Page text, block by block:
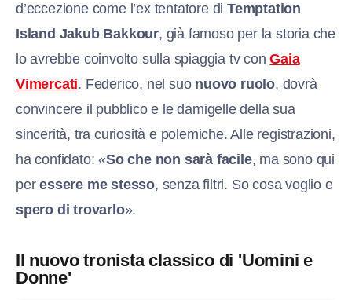
d’eccezione come l’ex tentatore diTemptation
Island Jakub Bakkour, già famoso per la storia che
lo avrebbe coinvolto sulla spiaggia tv conGaia
Vimercati. Federico, nel suo nuovo ruolo, dovrà
convincere il pubblico e le damigelle della sua
sincerità, tra curiosità e polemiche. Alle registrazioni,
ha confidato: «So che non sarà facile, ma sono qui
peressere me stesso, senza filtri. So cosa voglio e
spero di trovarlo».
Il nuovo tronista classico di 'Uomini e
Donne'